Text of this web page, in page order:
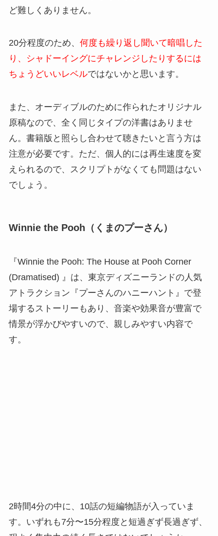
ど難しくありません。
20分程度のため、 何度も繰り返し聞いて暗唱した
り、シャドーイングにチャレンジしたりするには
ちょうどいいレベルではないかと思います。
また、オーディブルのために作られたオリジナル
原稿なので、全く同じタイプの洋書はありませ
ん。書籍版と照らし合わせて聴きたいと言う方は
注意が必要です。ただ、個人的には再生速度を変
えられるので、スクリプトがなくても問題はない
でしょう。
Winnie the Pooh（くまのプーさん）
『Winnie the Pooh: The House at Pooh Corner
(Dramatised) 』は、東京ディズニーランドの人気
アトラクション『プーさんのハニーハント』で登
場するストーリーもあり、音楽や効果音が豊富で
情景が浮かびやすいので、親しみやすい内容で
す。
2時間4分の中に、10話の短編物語が入っていま
す。いずれも7分〜15分程度と短過ぎず長過ぎず、